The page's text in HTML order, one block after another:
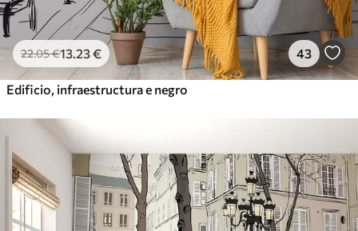
22.05€13 .23€ 43
Edificio, infraestructura e negro